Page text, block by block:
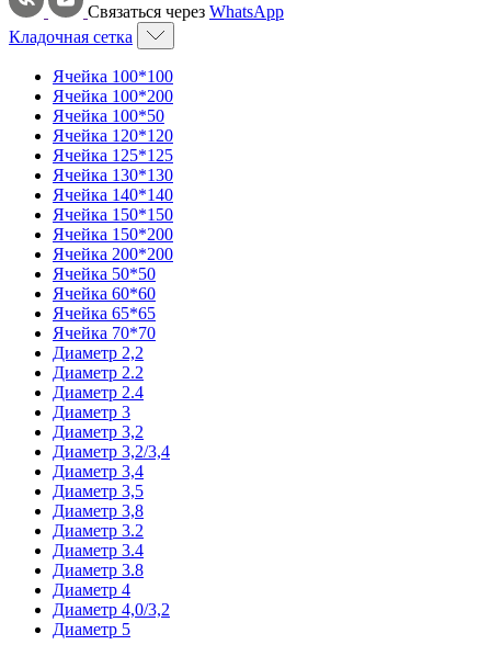
Связаться через WhatsApp
Кладочная сетка
Ячейка 100*100
Ячейка 100*200
Ячейка 100*50
Ячейка 120*120
Ячейка 125*125
Ячейка 130*130
Ячейка 140*140
Ячейка 150*150
Ячейка 150*200
Ячейка 200*200
Ячейка 50*50
Ячейка 60*60
Ячейка 65*65
Ячейка 70*70
Диаметр 2,2
Диаметр 2.2
Диаметр 2.4
Диаметр 3
Диаметр 3,2
Диаметр 3,2/3,4
Диаметр 3,4
Диаметр 3,5
Диаметр 3,8
Диаметр 3.2
Диаметр 3.4
Диаметр 3.8
Диаметр 4
Диаметр 4,0/3,2
Диаметр 5